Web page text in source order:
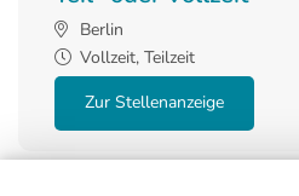
Berlin
Vollzeit, Teilzeit
Zur Stellenanzeige